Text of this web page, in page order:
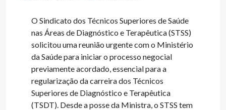
O Sindicato dos Técnicos Superiores de Saúde
nas Áreas de Diagnóstico e Terapêutica (STSS)
solicitou uma reunião urgente com o Ministério
da Saúde para iniciar o processo negocial
previamente acordado, essencial para a
regularização da carreira dos Técnicos
Superiores de Diagnóstico e Terapêutica
(TSDT). Desde a posse da Ministra, o STSS tem